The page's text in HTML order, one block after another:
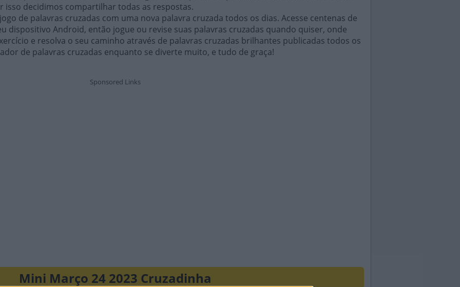
isso decidimos compartilhar todas as respostas.
de palavras cruzadas com uma nova palavra cruzada todos os dias. Acesse centenas de
dispositivo Android, então jogue ou revise suas palavras cruzadas quando quiser, onde
e resolva o seu caminho através de palavras cruzadas brilhantes publicadas todos os
de palavras cruzadas enquanto se diverte muito, e tudo de graça!
Mini Março 24 2023 Cruzadinha